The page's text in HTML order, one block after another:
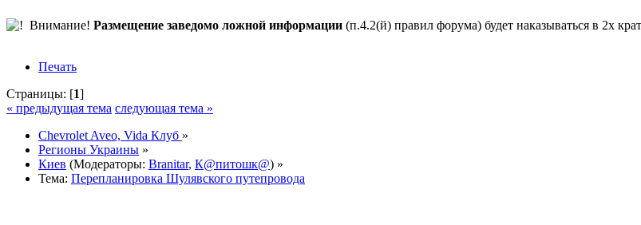
Внимание! Размещение заведомо ложной информации (п.4.2(й) правил форума) будет наказываться в 2х
Печать
Страницы: [1]
« предыдущая тема следующая тема »
Chevrolet Aveo, Vida Клуб »
Регионы Украины »
Киев (Модераторы: Branitar, К@питошк@) »
Тема: Перепланировка Шулявского путепровода